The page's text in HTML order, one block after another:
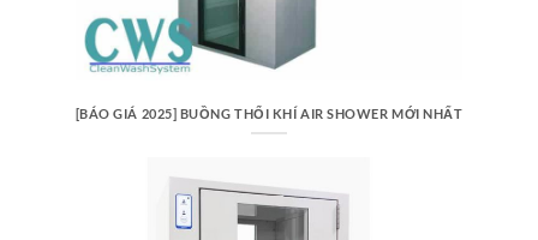
[BÁO GIÁ 2025] BUỒNG THỔI KHÍ AIR SHOWER MỚI NHẤT